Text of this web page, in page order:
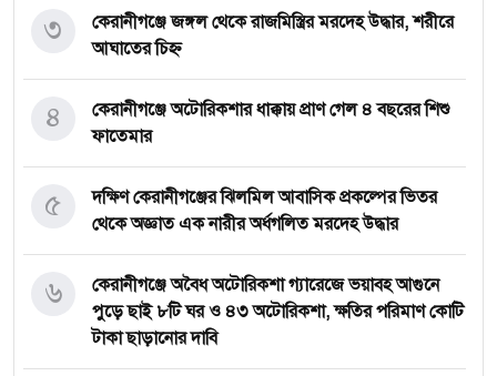
কেরানীগঞ্জে জঙ্গল থেকে রাজমিস্ত্রির মরদেহ উদ্ধার, শরীরে
আঘাতের চিহ্ন
৩
কেরানীগঞ্জে অটোরিকশার ধাক্কায় প্রাণ গেল ৪ বছরের শিশু
ফাতেমার
৪
দক্ষিণ কেরানীগঞ্জের ঝিলমিল আবাসিক প্রকল্পের ভিতর
থেকে অজ্ঞাত এক নারীর অর্ধগলিত মরদেহ উদ্ধার
৫
কেরানীগঞ্জে অবৈধ অটোরিকশা গ্যারেজে ভয়াবহ আগুনে
পুড়ে ছাই ৮টি ঘর ও ৪৩ অটোরিকশা, ক্ষতির পরিমাণ কোটি
টাকা ছাড়ানোর দাবি
৬